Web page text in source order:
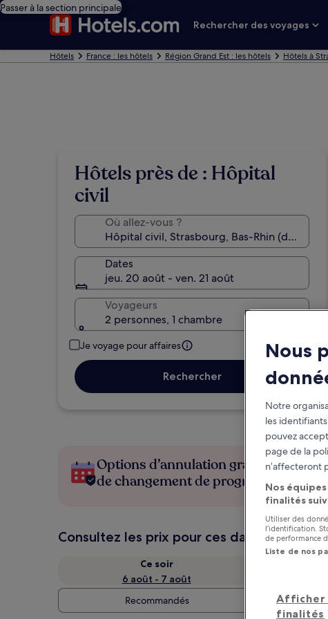
Passer à la section principale
Rechercher des voyages
Hôtels France : les hôtels Région Grand Est : les hôtels Hôtels à
Hôtels près de : Hôpital
civil
Où allez-vous ?
Dates
jeu. 20 août - ven. 21 août
Voyageurs
2 personnes, 1 chambre
Je voyage pour affaires
Rechercher
Options d’annulation gratuite en cas
de changement de programme
Consultez les prix pour ces dates
Ce soir
6 août - 7 août
Recommandés
Nous
Notre
les
pouvez
page de la
n’affecteront
Nos
finalités
Utiliser des
l’identification.
de performance
Liste de nos
Afficher
finalités